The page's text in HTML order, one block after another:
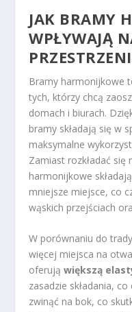
JAK BRAMY
WPŁYWAJĄ
Bramy harmonijkowe
tych, którzy chcą
domach i biurach.
bramy składają się w
maksymalne
Zamiast rozkładać się
harmonijkowe
mniejsze miejsce, co
wąskich przejściach
W porównaniu do
więcej miejsca na
oferująwiększą
zasadzie składania,
zwinąć na bok, co